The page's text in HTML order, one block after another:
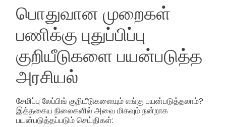
பொதுவான முறைகள்
பணிக்கு புதுப்பிப்பு
குறியீடுகளை பயன்படுத்த
அரசியல்
சேமிப்பு லேப்பிங் குறியீடுகளையும் எங்கு பயன்படுத்தலாம்?
இத்தகைய நிலைகளில் அவை மிகவும் நன்றாக
பயன்படுத்தப்படும் செய்திகள்: